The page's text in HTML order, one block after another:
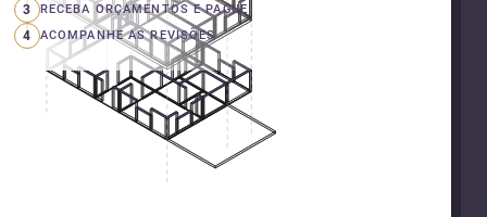
3 RECEBA ORÇAMENTOS E PAGUE
4 ACOMPANHE AS REVISÕES